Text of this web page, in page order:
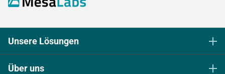
Unsere Lösungen
Sterilisationskontrolle in den Biowissenschaften
Über uns